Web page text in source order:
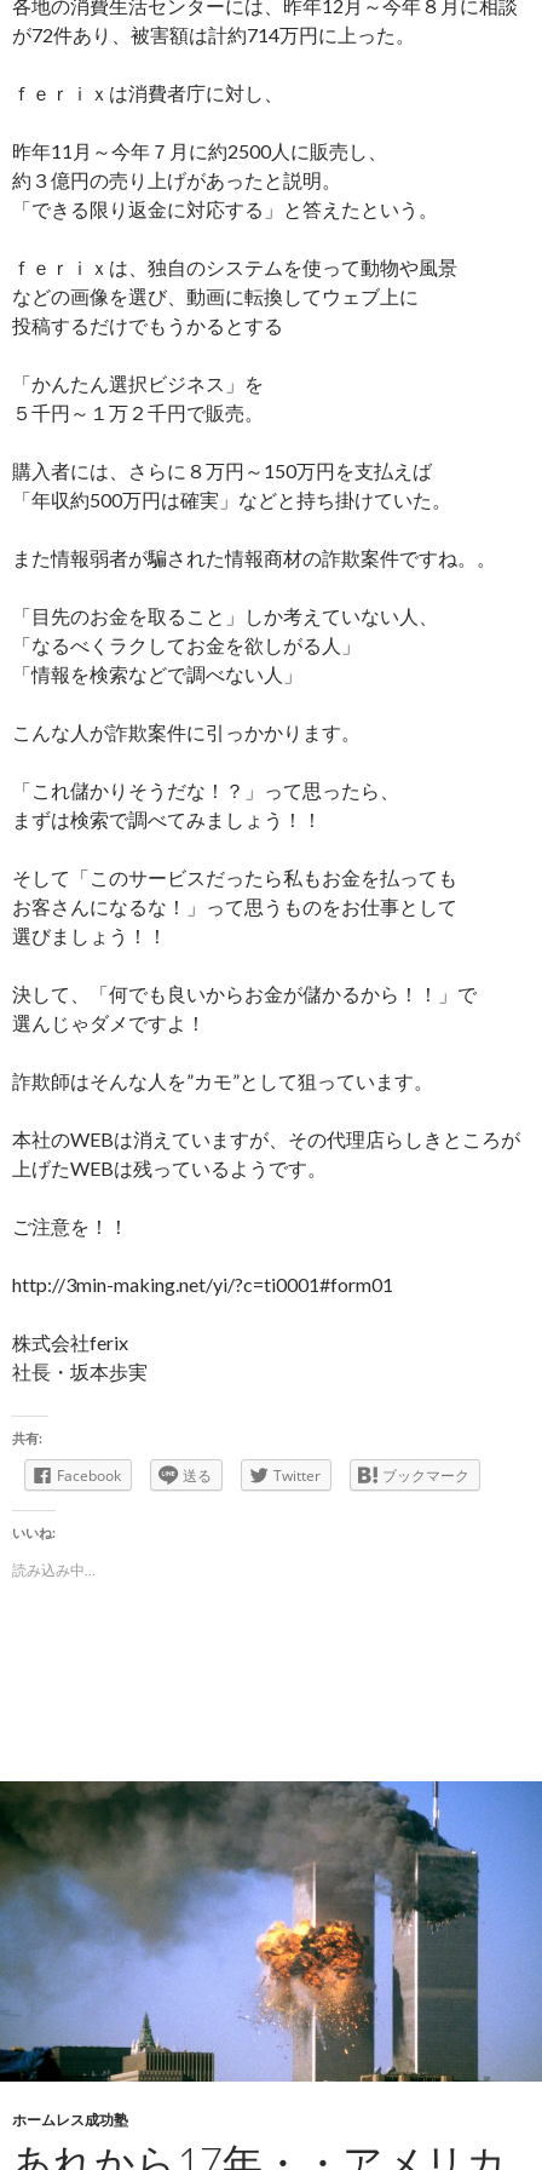
各地の消費生活センターには、昨年12月～今年８月に相談
が72件あり、被害額は計約714万円に上った。
ｆｅｒｉｘは消費者庁に対し、
昨年11月～今年７月に約2500人に販売し、
約３億円の売り上げがあったと説明。
「できる限り返金に対応する」と答えたという。
ｆｅｒｉｘは、独自のシステムを使って動物や風景
などの画像を選び、動画に転換してウェブ上に
投稿するだけでもうかるとする
「かんたん選択ビジネス」を
５千円～１万２千円で販売。
購入者には、さらに８万円～150万円を支払えば
「年収約500万円は確実」などと持ち掛けていた。
また情報弱者が騙された情報商材の詐欺案件ですね。。
「目先のお金を取ること」しか考えていない人、
「なるべくラクしてお金を欲しがる人」
「情報を検索などで調べない人」
こんな人が詐欺案件に引っかかります。
「これ儲かりそうだな！？」って思ったら、
まずは検索で調べてみましょう！！
そして「このサービスだったら私もお金を払っても
お客さんになるな！」って思うものをお仕事として
選びましょう！！
決して、「何でも良いからお金が儲かるから！！」で
選んじゃダメですよ！
詐欺師はそんな人を”カモ”として狙っています。
本社のWEBは消えていますが、その代理店らしきところが
上げたWEBは残っているようです。
ご注意を！！
http://3min-making.net/yi/?c=ti0001#form01
株式会社ferix
社長・坂本歩実
共有:
Facebook 送る Twitter ブックマーク
いいね:
読み込み中...
ホームレス成功塾